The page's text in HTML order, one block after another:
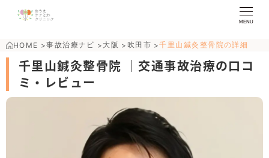
MENU
HOME >事故治療ナビ > 大阪 > 吹田市 >千里山鍼灸整骨院の詳細
千里山鍼灸整骨院 ｜交通事故治療の口コ
ミ・レビュー